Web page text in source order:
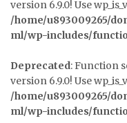
version 6.9.0! Use
/home/u893009265/
ml/wp-includes/
Deprecated: Function
version 6.9.0! Use
/home/u893009265/
ml/wp-includes/